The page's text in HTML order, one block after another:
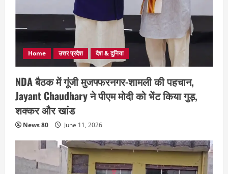
Home उत्तर प्रदेश देश & दुनिया
NDA बैठक में गूंजी मुजफ्फरनगर-शामली की पहचान,
Jayant Chaudhary ने पीएम मोदी को भेंट किया गुड़,
शक्कर और खांड
News 80 June 11, 2026